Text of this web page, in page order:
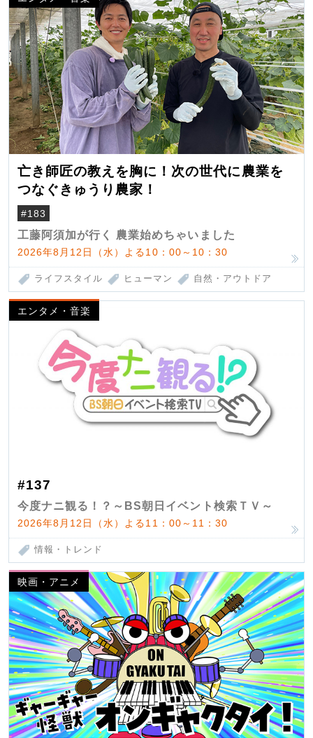
亡き師匠の教えを胸に！次の世代に農業を
つなぐきゅうり農家！
#183
工藤阿須加が行く 農業始めちゃいました
2026年8月12日（水）よる10：00～10：30
ライフスタイル ヒューマン 自然・アウトドア
エンタメ・音楽
#137
今度ナニ観る！？～BS朝日イベント検索ＴＶ～
2026年8月12日（水）よる11：00～11：30
情報・トレンド
映画・アニメ